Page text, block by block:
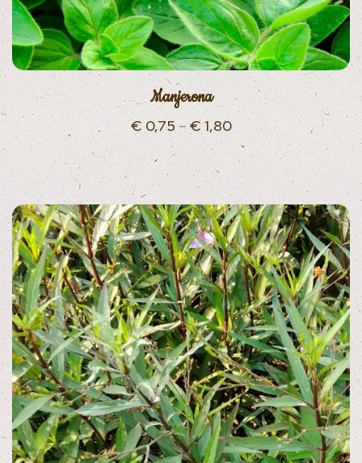
Manjerona
€ 0,75 –€1,80